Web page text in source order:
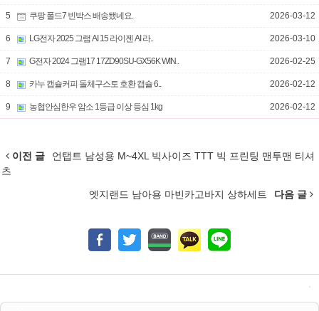
5 쿠팡 폴드7 빈박스 배송됐네요. 2026-03-12
6 LG전자 2025 그램 AI 15 라이젠 AI 라.. 2026-03-10
7 G전자 2024 그램17 17ZD90SU-GX56K WIN.. 2026-02-25
8 카누 캡슐커피 돌체구스토 호환 캡슐 6.. 2026-02-12
9 농협안심한우 암소 1등급 이상 등심 1kg 2026-02-12
이전 글
언탭트 남성용 M~4XL 빅사이즈 TTT 빅 프린팅 맨투맨 티셔
츠
엣지랜드 남아용 마빈카고바지 상하세트 다음 글